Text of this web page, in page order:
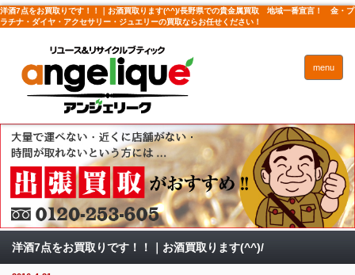
洋酒7点をお買取りです！！｜お酒買取ります(^^)/長野県での貴金属買取 地域一番宣言！ 金・プ
ラチナ・ダイヤ・アクセサリー・ジュエリーの買取ならお任せください！
menu
洋酒7点をお買取りです！！｜お酒買取ります(^^)/